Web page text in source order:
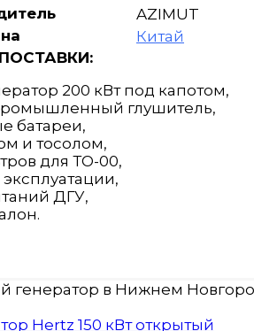
AZIMUT
Китай
200 кВт под капотом,
глушитель,
батареи,
и тосолом,
для ТО-00,
ДГУ,
Hertz 150 кВт открытый